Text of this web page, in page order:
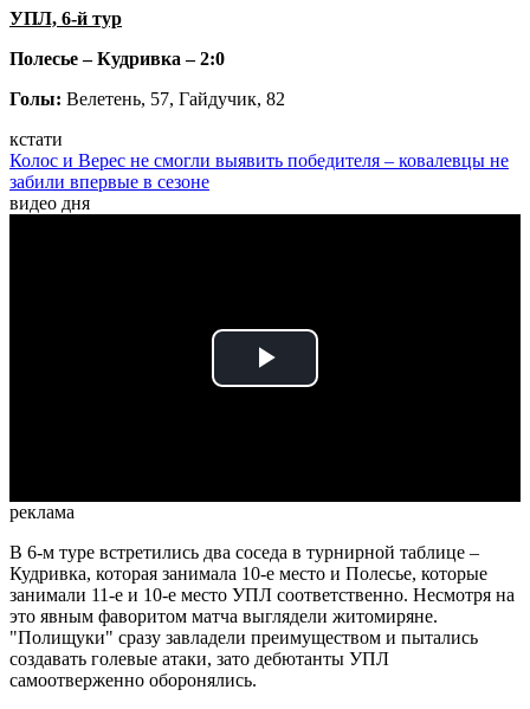
УПЛ, 6-й тур
Полесье – Кудривка – 2:0
Голы: Велетень, 57, Гайдучик, 82
кстати
Колос и Верес не смогли выявить победителя – ковалевцы не
забили впервые в сезоне
видео дня
Play
реклама
В 6-м туре встретились два соседа в турнирной таблице –
Кудривка, которая занимала 10-е место и Полесье, которые
занимали 11-е и 10-е место УПЛ соответственно. Несмотря на
это явным фаворитом матча выглядели житомиряне.
"Полищуки" сразу завладели преимуществом и пытались
создавать голевые атаки, зато дебютанты УПЛ
самоотверженно оборонялись.